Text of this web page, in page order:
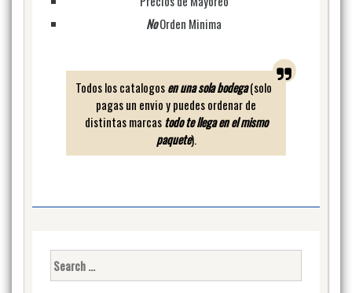
NoOrden Minima
Todos los catalogosen una sola bodega (solo
pagas un envio y puedes ordenar de
distintas marcastodo te llega en el mismo
paquete).
Search
for: